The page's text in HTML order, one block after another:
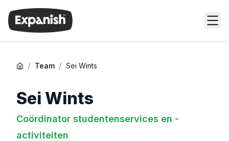
/ Team / Sei Wints
Sei Wints
Coördinator studentenservices en -
activiteiten